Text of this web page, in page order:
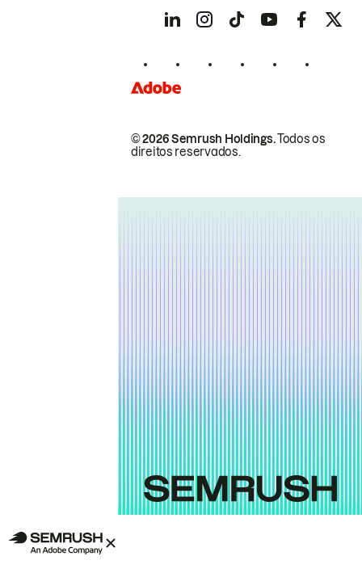
© 2026 Semrush Holdings.Todos os
direitos reservados.